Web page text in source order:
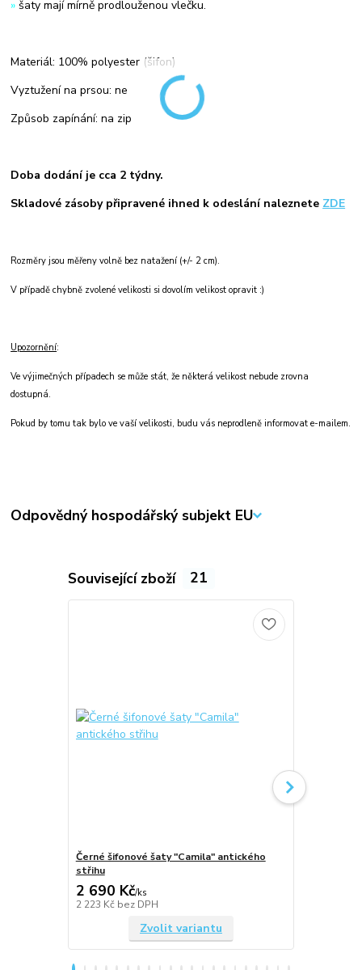
» šaty mají mírně prodlouženou vlečku.
Materiál: 100% polyester (šifon)
Vyztužení na prsou: ne
Způsob zapínání: na zip
Doba dodání je cca 2 týdny.
Skladové zásoby připravené ihned k odeslání naleznete ZDE
Rozměry jsou měřeny volně bez natažení (+/- 2 cm).
V případě chybně zvolené velikosti si dovolím velikost opravit :)
Upozornění:
Ve výjimečných případech se může stát, že některá velikost nebude zrovna
dostupná.
Pokud by tomu tak bylo ve vaší velikosti, budu vás neprodleně informovat e-mailem.
Odpovědný hospodářský subjekt EU
Související zboží 21
Černé šifonové šaty "Camila" antického
střihu
2 690 Kč/ks
2 223 Kč bez DPH
Zvolit variantu